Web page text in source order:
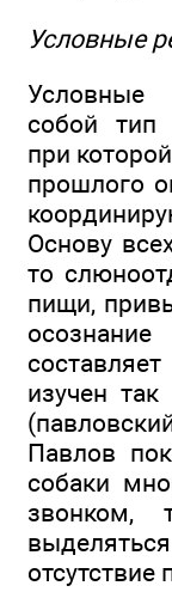
Условные
Условные
собой тип
при
прошлого
Основу
то
пищи,
составляет
изучен
Павлов
собаки
отсутствие